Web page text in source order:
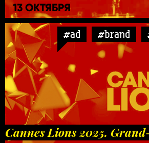
13 ОКТЯБРЯ
#ad #brand
Cannes Lions 2025.